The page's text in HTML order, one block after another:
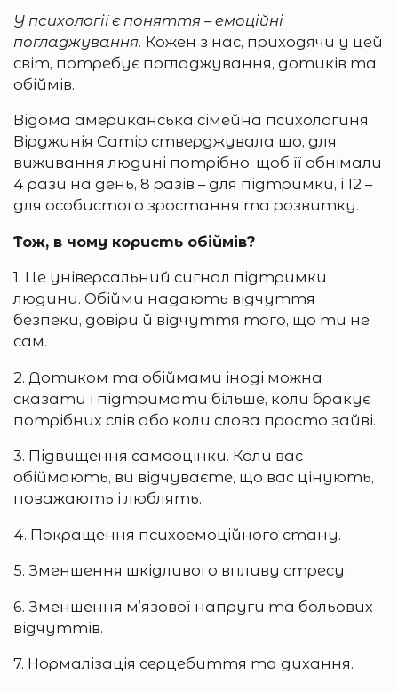
У психології є поняття – емоційні
погладжування. Кожен з нас, приходячи у цей
світ, потребує погладжування, дотиків та
обіймів.
Відома американська сімейна психологиня
Вірджинія Сатір стверджувала що, для
виживання людині потрібно, щоб її обнімали
4 рази на день, 8 разів – для підтримки, і 12 –
для особистого зростання та розвитку.
Тож, в чому користь обіймів?
1. Це універсальний сигнал підтримки
людини. Обійми надають відчуття
безпеки, довіри й відчуття того, що ти не
сам.
2. Дотиком та обіймами іноді можна
сказати і підтримати більше, коли бракує
потрібних слів або коли слова просто зайві.
3. Підвищення самооцінки. Коли вас
обіймають, ви відчуваєте, що вас цінують,
поважають і люблять.
4. Покращення психоемоційного стану.
5. Зменшення шкідливого впливу стресу.
6. Зменшення м’язової напруги та больових
відчуттів.
7. Нормалізація серцебиття та дихання.